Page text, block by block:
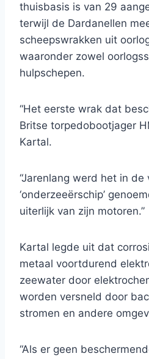
thuisbasis is van 29
terwijl de Dardanellen
scheepswrakken uit
waaronder zowel
hulpschepen.
“Het eerste wrak dat
Britse torpedobootjager
Kartal.
“Jarenlang werd het in
‘onderzeeërschip’
uiterlijk van zijn motoren.”
Kartal legde uit dat
metaal voortdurend
zeewater door
worden versneld door
stromen en andere
“Als er geen